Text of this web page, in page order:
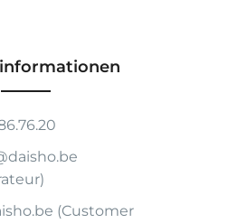
(Customer